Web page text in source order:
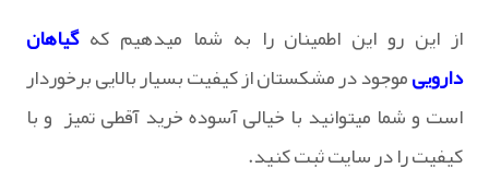
از این رو این اطمینان را به شما میدهیم که گیاهان
داروییموجود در مشکستان از کیفیت بسیار بالایی برخوردار
است و شما میتوانید با خیالی آسوده خرید آقطی تمیز و با
کیفیت را در سایت ثبت کنید.